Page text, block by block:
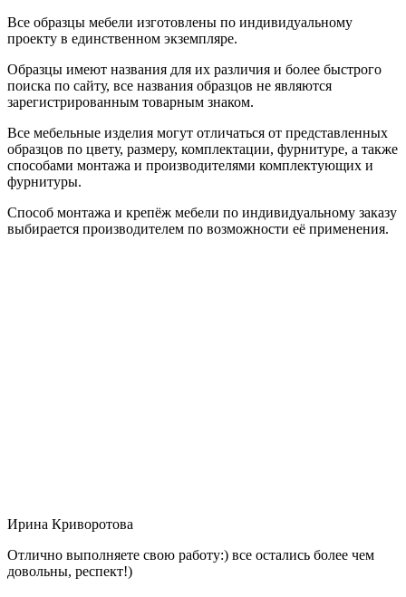
Все образцы мебели изготовлены по индивидуальному
проекту в единственном экземпляре.
Образцы имеют названия для их различия и более быстрого
поиска по сайту, все названия образцов не являются
зарегистрированным товарным знаком.
Все мебельные изделия могут отличаться от представленных
образцов по цвету, размеру, комплектации, фурнитуре, а также
способами монтажа и производителями комплектующих и
фурнитуры.
Способ монтажа и крепёж мебели по индивидуальному заказу
выбирается производителем по возможности её применения.
Ирина Криворотова
Отлично выполняете свою работу:) все остались более чем
довольны, респект!)